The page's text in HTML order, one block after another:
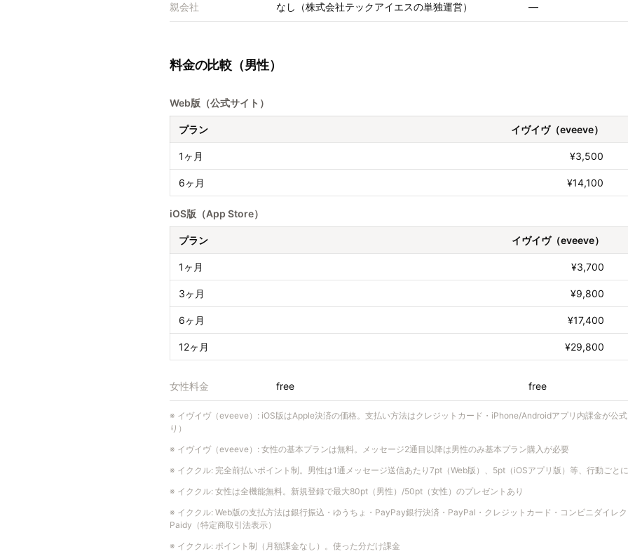
親会社 なし（株式会社テックアイエスの単独運営） —
料金の比較（男性）
Web版（公式サイト）
プラン イヴイヴ（eveeve）
1ヶ月 ¥3,500
6ヶ月 ¥14,100
iOS版（App Store）
プラン イヴイヴ（eveeve）
1ヶ月 ¥3,700
3ヶ月 ¥9,800
6ヶ月 ¥17,400
12ヶ月 ¥29,800
女性料金 free free
※ イヴイヴ（eveeve） : iOS版はApple決済の価格。支払い方法はクレジットカード・iPhone/Androidアプリ内課金が公
り）
※ イヴイヴ（eveeve） : 女性の基本プランは無料。メッセージ2通目以降は男性のみ基本プラン購入が必要
※ イククル: 完全前払いポイント制。男性は1通メッセージ送信あたり7pt（Web版）、5pt（iOSアプリ版）等、行動ごと
※ イククル: 女性は全機能無料。新規登録で最大80pt（男性）/50pt（女性）のプレゼントあり
※ イククル: Web版の支払方法は銀行振込・ゆうちょ・PayPay銀行決済・PayPal・クレジットカード・コンビニダイレ
Paidy（特定商取引法表示）
※ イククル: ポイント制（月額課金なし）。使った分だけ課金